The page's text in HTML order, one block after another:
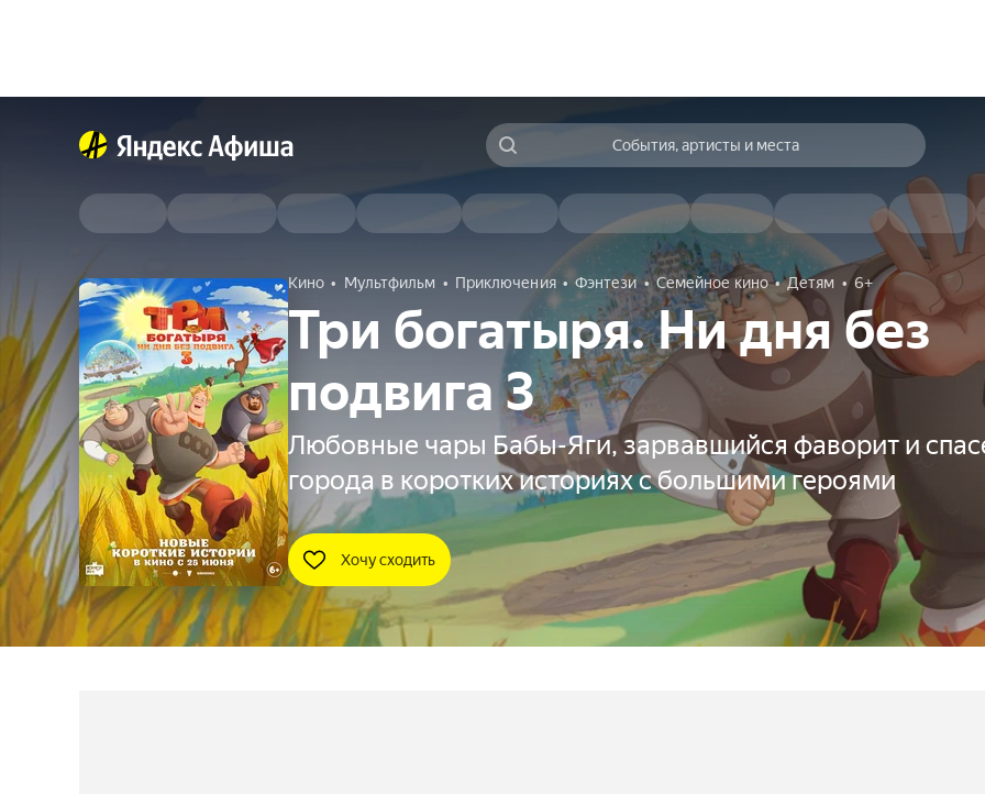
События, артисты и места
Кино Мультфильм Приключения Фэнтези Семейное кино Детям 6+
Три богатыря. Ни дня без
подвига 3
Любовные чары Бабы-Яги, зарвавшийся фаворит и
города в коротких историях с большими героями
Хочу сходить